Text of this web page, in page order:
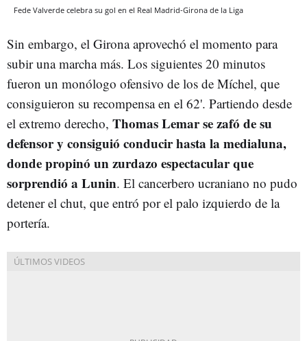
Fede Valverde celebra su gol en el Real Madrid-Girona de la Liga
Sin embargo, el Girona aprovechó el momento para
subir una marcha más. Los siguientes 20 minutos
fueron un monólogo ofensivo de los de Míchel, que
consiguieron su recompensa en el 62'. Partiendo desde
el extremo derecho, Thomas Lemar se zafó de su
defensor y consiguió conducir hasta la medialuna,
donde propinó un zurdazo espectacular que
sorprendió a Lunin. El cancerbero ucraniano no pudo
detener el chut, que entró por el palo izquierdo de la
portería.